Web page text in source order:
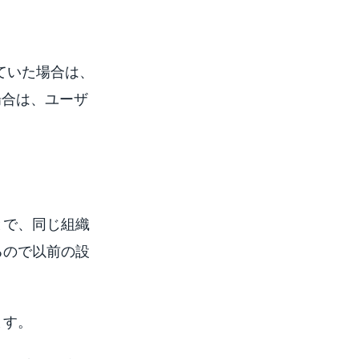
た場合は、
は、ユーザ
、同じ組織
で以前の設
。